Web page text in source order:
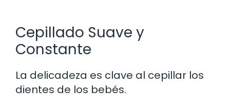
Cepillado Suave y
Constante
La delicadeza es clave al cepillar los
dientes de los bebés.